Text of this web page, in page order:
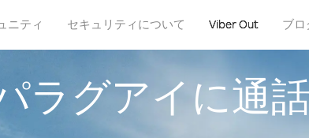
ニティ セキュリティについて Viber Out ブロ
ラグアイに通